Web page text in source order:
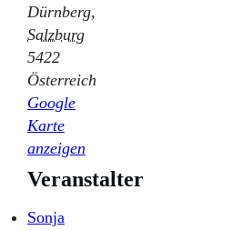
Dürnberg,
Salzburg
5422
Österreich
Google
Karte
anzeigen
Veranstalter
Sonja